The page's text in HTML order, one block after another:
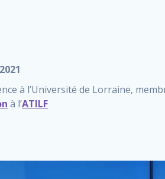
à l’Université de Lorraine,
à l’ATILF